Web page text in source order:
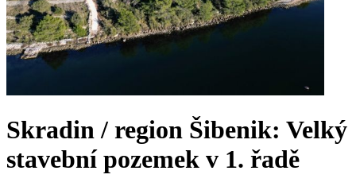
Skradin / region Šibenik: Velký
stavební pozemek v 1. řadě